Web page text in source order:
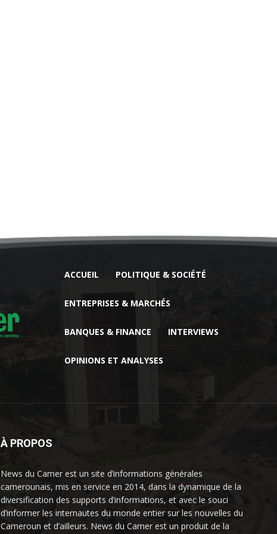
ACCUEIL POLITIQUE & SOCIÉTÉ
ENTREPRISES & MARCHÉS
BANQUES & FINANCE INTERVIEWS
OPINIONS ET ANALYSES
À PROPOS
News du Camer est un site d’informations générales
camerounais, mis en service en 2014, dans la dynamique de la
diversification des supports d’informations, et avec le souci
d’informer les internautes du monde entier sur les nouvelles du
Cameroun et d’ailleurs. News du Camer est un produit de la